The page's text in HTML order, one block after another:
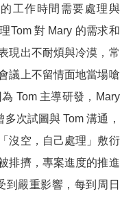
工作時間需要處理與
Tom 對 Mary 的需求和
現出不耐煩與冷漠，常
議上不留情面地當場嗆
Tom 主導研發，Mary
次試圖與 Tom 溝通，
沒空，自己處理」敷衍
排擠，專案進度的推進
到嚴重影響，每到周日